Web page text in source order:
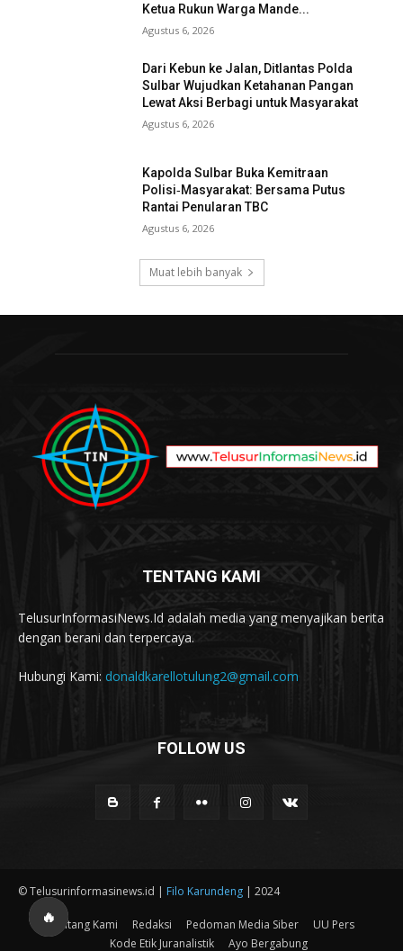
🔥
Ketua Rukun Warga Mande...
Agustus 6, 2026
Dari Kebun ke Jalan, Ditlantas Polda
Sulbar Wujudkan Ketahanan Pangan
Lewat Aksi Berbagi untuk Masyarakat
Agustus 6, 2026
Kapolda Sulbar Buka Kemitraan
Polisi‑Masyarakat: Bersama Putus
Rantai Penularan TBC
Agustus 6, 2026
Muat lebih banyak
TENTANG KAMI
TelusurInformasiNews.Id adalah media yang menyajikan berita
dengan berani dan terpercaya.
Hubungi Kami: donaldkarellotulung2@gmail.com
FOLLOW US
© Telusurinformasinews.id | Filo Karundeng | 2024
Tentang Kami Redaksi Pedoman Media Siber
UU Pers
Kode Etik Juranalistik
Ayo Bergabung